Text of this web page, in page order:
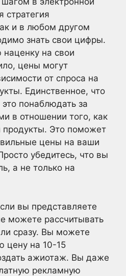
стратегия
и в любом другом
знать свои цифры.
наценку на свои
цены могут
от спроса на
Единственное, что
понаблюдать за
в отношении того, как
продукты. Это поможет
цены на ваши
убедитесь, что вы
а не только на
вы представляете
можете рассчитывать
сразу. Вы можете
цену на 10-15
ажиотаж. Вы даже
рекламную